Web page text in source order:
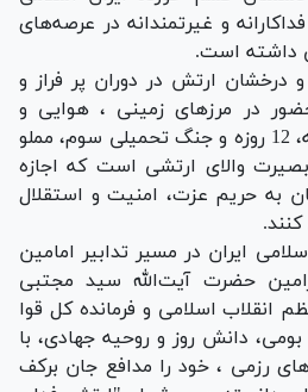
و غیرتمندانه در عرصه‌های
داشته است.
و درخشان ارتش در دوران پر فراز و
در مرزهای زمینی ، هوایی و
دریایی و جنگ های 8 ساله، 12 روزه و جنگ تحمیلی سوم، مملو
والای ارتشی است که اجازه
به حریم عزت، امنیت و استقلال
.
ایران در مسیر تدابیر امامین
حضرت آیت‌الله سید مجتبی
انقلاب اسلامی و فرمانده کل قوا
بومی، دانش روز و روحیه جهادی، با
رزمی ، خود را مدافع جان برکف